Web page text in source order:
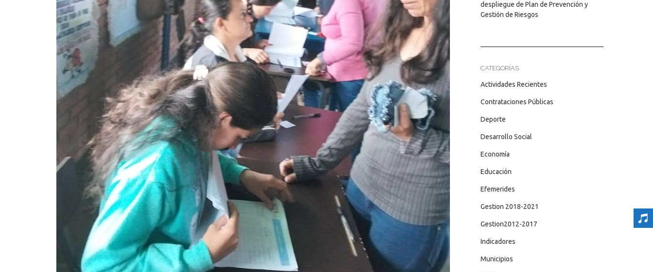
despliegue de Plan de Prevención y
Gestión de Riesgos
CATEGORÍAS
Actividades Recientes
Contrataciones Públicas
Deporte
Desarrollo Social
Economía
Educación
Efemerides
Gestion 2018-2021
Gestion2012-2017
Indicadores
Municipios